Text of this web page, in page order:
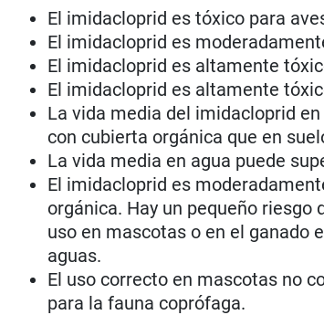
El imidacloprid es tóxico para
El imidacloprid es
El imidacloprid es altamente
El imidacloprid es altamente
La vida media del imidacloprid
con cubierta orgánica que en
La vida media en agua puede
El imidacloprid es
orgánica. Hay un pequeño
uso en mascotas o en el ganado
aguas.
El uso correcto en mascotas no
para la fauna coprófaga.